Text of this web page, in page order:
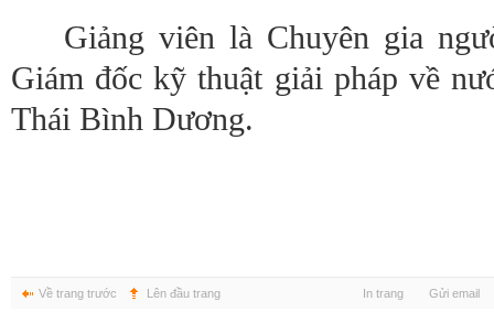
Giảng viên là Chuyên gia
Giám đốc kỹ thuật giải pháp về
Thái Bình Dương.
Về trang trước Lên đầu trang Gửi email
In trang